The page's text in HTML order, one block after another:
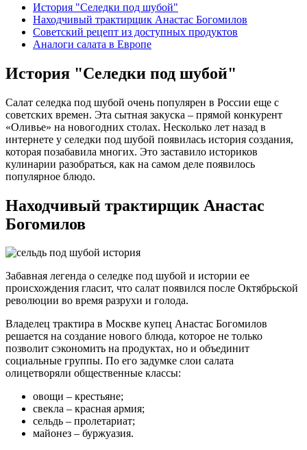
История "Селедки под шубой"
Находчивый трактирщик Анастас Богомилов
Советский рецепт из доступных продуктов
Аналоги салата в Европе
История "Селедки под шубой"
Салат селедка под шубой очень популярен в России еще с
советских времен. Эта сытная закуска – прямой конкурент
«Оливье» на новогодних столах. Несколько лет назад в
интернете у селедки под шубой появилась история создания,
которая позабавила многих. Это заставило историков
кулинарии разобраться, как на самом деле появилось
популярное блюдо.
Находчивый трактирщик Анастас
Богомилов
Забавная легенда о селедке под шубой и истории ее
происхождения гласит, что салат появился после Октябрьской
революции во время разрухи и голода.
Владелец трактира в Москве купец Анастас Богомилов
решается на создание нового блюда, которое не только
позволит сэкономить на продуктах, но и объединит
социальные группы. По его задумке слои салата
олицетворяли общественные классы:
овощи – крестьяне;
свекла – красная армия;
сельдь – пролетариат;
майонез – буржуазия.